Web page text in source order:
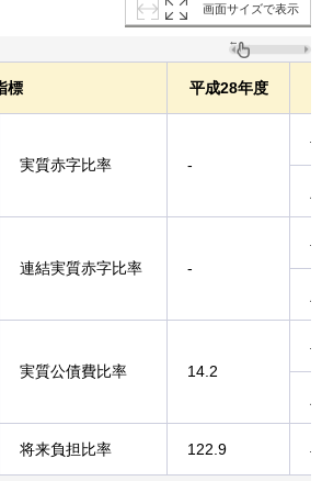
画面サイズで表示
標 平成28年度
実質赤字比率 -
連結実質赤字比率 -
実質公債費比率 14.2
将来負担比率 122.9